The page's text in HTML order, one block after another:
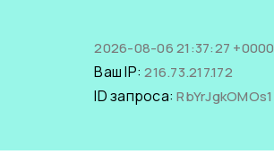
2026-08-06 21:37:27 +0000
Ваш IP:216.73.217.172
ID запроса:RbYrJgkOMOs1